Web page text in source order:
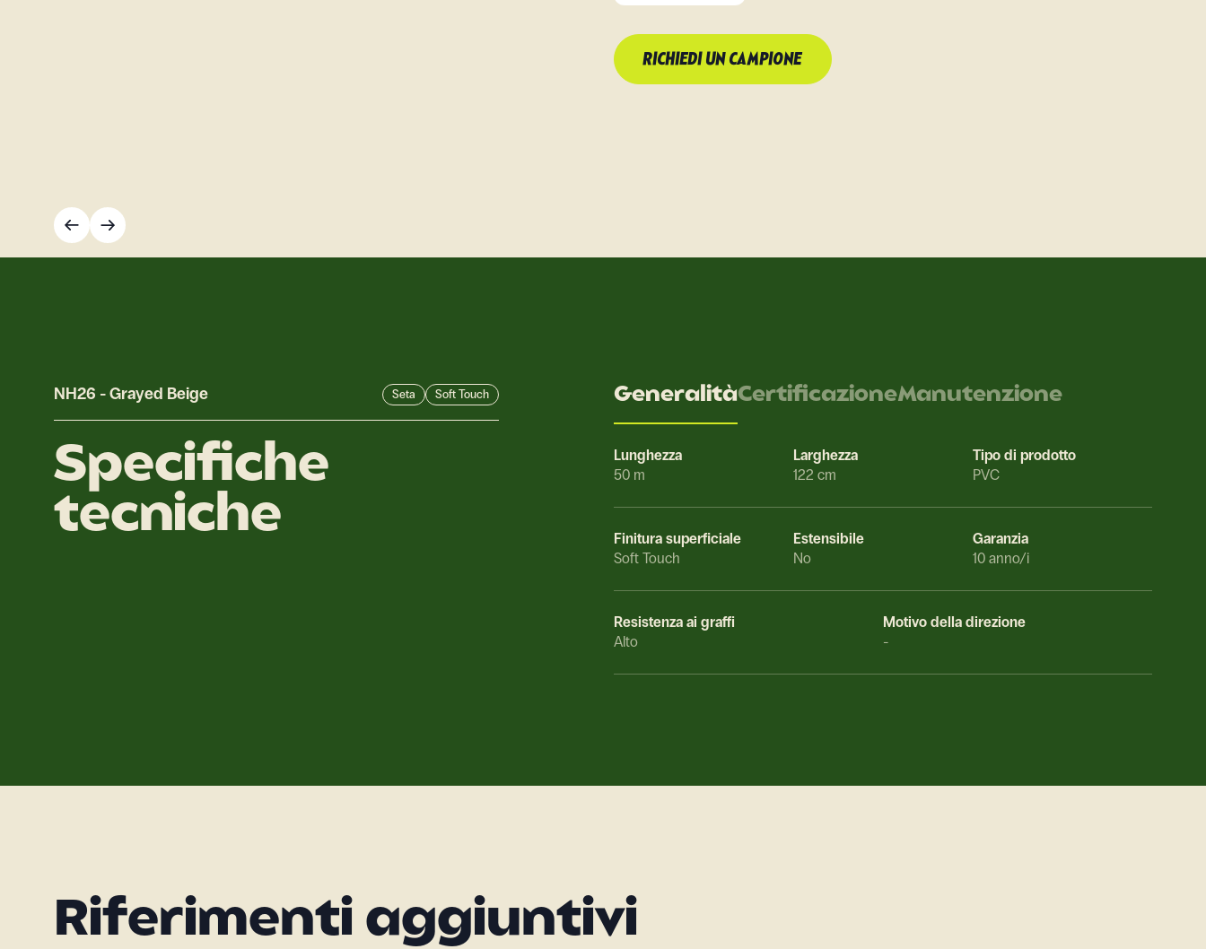
RICHIEDI UN CAMPIONE
NH26 -Grayed Beige Seta Soft Touch
Specifiche
tecniche
GeneralitàCertificazioneManutenzione
Lunghezza
50 m
Larghezza
122 cm
Tipo di prodotto
PVC
Finitura superficiale
Soft Touch
Estensibile
No
Garanzia
10 anno/i
Resistenza ai graffi
Alto
Motivo della direzione
-
Riferimenti aggiuntivi